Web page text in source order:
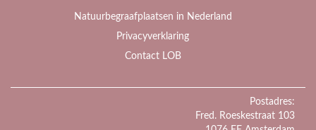
Natuurbegraafplaatsen in Nederland
Privacyverklaring
Contact LOB
Postadres:
Fred. Roeskestraat 103